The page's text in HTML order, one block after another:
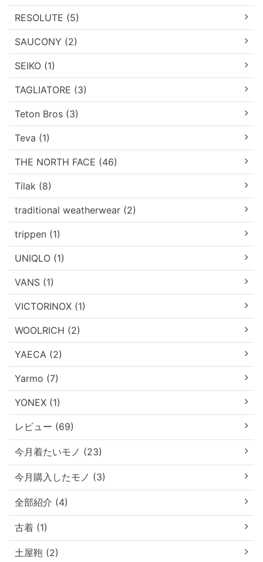
RESOLUTE (5)
SAUCONY (2)
SEIKO (1)
TAGLIATORE (3)
Teton Bros (3)
Teva (1)
THE NORTH FACE (46)
Tilak (8)
traditional weatherwear (2)
trippen (1)
UNIQLO (1)
VANS (1)
VICTORINOX (1)
WOOLRICH (2)
YAECA (2)
Yarmo (7)
YONEX (1)
レビュー (69)
今月着たいモノ (23)
今月購入したモノ (3)
全部紹介 (4)
古着 (1)
土屋鞄 (2)